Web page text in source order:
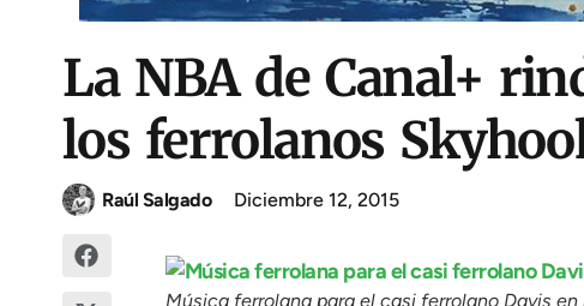
La NBA de Canal+
los ferrolanos
Raúl Salgado Diciembre 12, 2015
Música ferrolana para el casi ferrolano Davis en